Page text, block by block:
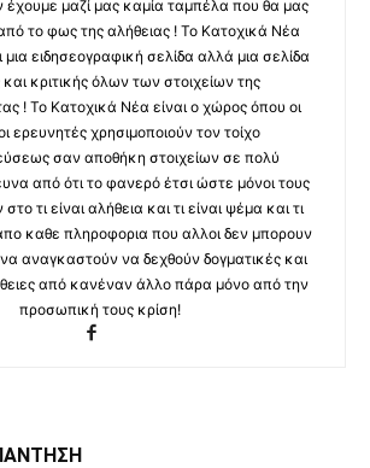
έχουμε μαζί μας καμία ταμπέλα που θα μας
το φως της αλήθειας ! Το Κατοχικά Νέα
μια ειδησεογραφική σελίδα αλλά μια σελίδα
κριτικής όλων των στοιχείων της
! Το Κατοχικά Νέα είναι ο χώρος όπου οι
ερευνητές χρησιμοποιούν τον τοίχο
σαν αποθήκη στοιχείων σε πολύ
από ότι το φανερό έτσι ώστε μόνοι τους
τι είναι αλήθεια και τι είναι ψέμα και τι
καθε πληροφορια που αλλοι δεν μπορουν
αναγκαστούν να δεχθούν δογματικές και
από κανέναν άλλο πάρα μόνο από την
προσωπική τους κρίση!